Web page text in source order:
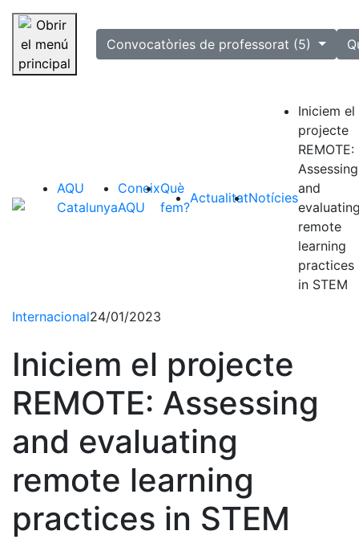
Saltar la navegació
selectedConvocatòries de professorat (5)
AQU
Catalunya
Coneix
AQU
Què
fem?
ActualitatNotícies
Iniciem el
projecte
REMOTE:
Assessing
and
remote
learning
practices
in STEM
Internacional24/01/2023
Iniciem el projecte
REMOTE: Assessing
and evaluating
remote learning
practices in STEM